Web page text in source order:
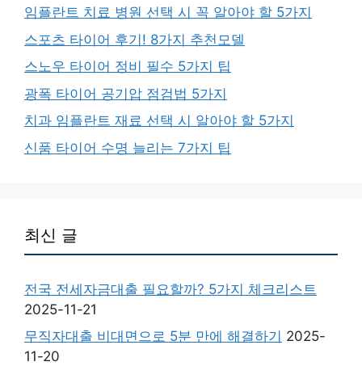
임플란트 치료 병원 선택 시 꼭 알아야 할 5가지
스포츠 타이어 후기! 8가지 추천모델
스노우 타이어 정비 필수 5가지 팁
광폭 타이어 공기압 점검법 5가지
치과 임플란트 재료 선택 시 알아야 할 5가지
신품 타이어 수명 늘리는 7가지 팁
최신 글
전국 전세자금대출 필요할까? 5가지 체크리스트
2025-11-21
무직자대출 비대면으로 5분 만에 해결하기 2025-
11-20